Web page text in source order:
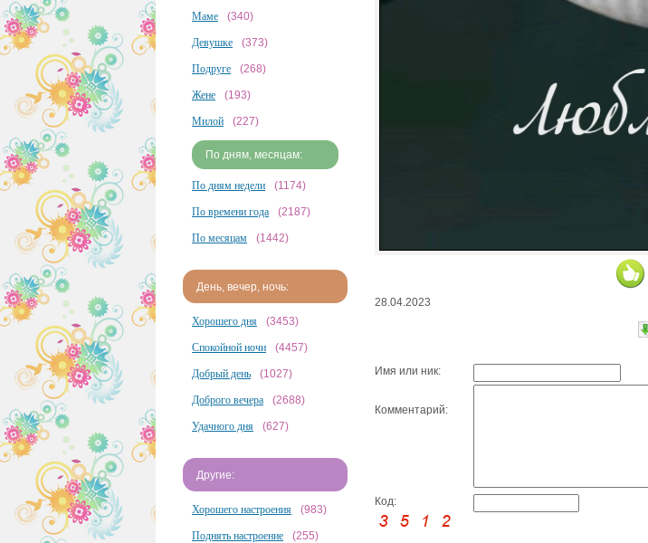
Маме (340)
Девушке (373)
Подруге (268)
Жене (193)
Милой (227)
По дням, месяцам:
По дням недели (1174)
По времени года (2187)
По месяцам (1442)
День, вечер, ночь:
Хорошего дня (3453)
Спокойной ночи (4457)
Добрый день (1027)
Доброго вечера (2688)
Удачного дня (627)
Другие:
Хорошего настроения (983)
Поднять настроение (255)
28.04.2023
Имя или ник:
Комментарий:
Код: